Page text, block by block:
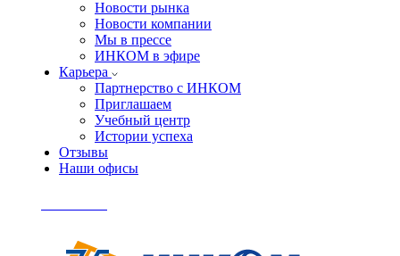
Новости рынка
Новости компании
Мы в прессе
ИНКОМ в эфире
Карьера
Партнерство с ИНКОМ
Приглашаем
Учебный центр
Истории успеха
Отзывы
Наши офисы